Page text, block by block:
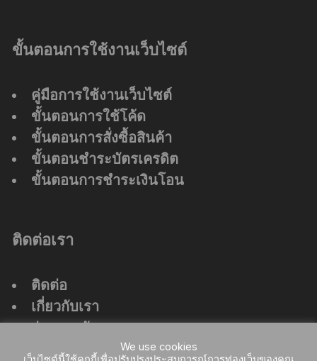
ขั้นตอนการใช้งานเว็บไซต์
คู่มือการใช้งานเว็บไซต์
ขั้นตอนการใช้โค้ด
ขั้นตอนการสั่งซื้อสินค้า
ขั้นตอนชำระบัตรเครดิต
ขั้นตอนการชำระเงินโอน
ติดต่อเรา
ติดต่อ
เกี่ยวกับเรา
ร่วมงานกับเรา
ที่ตั้งสำนักงานใหญ่We use cookies